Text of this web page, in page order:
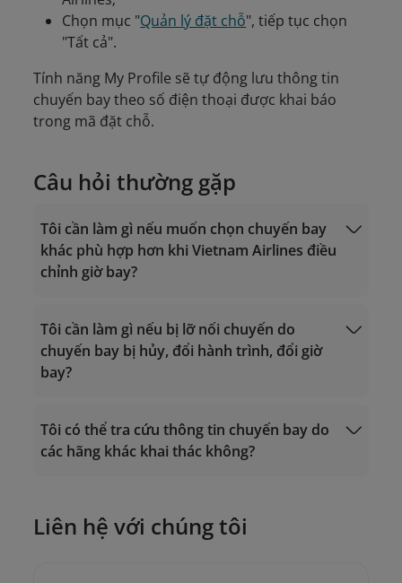
Chọn mục "Quản lý đặt chỗ", tiếp tục chọn
"Tất cả".
Tính năng My Profile sẽ tự động lưu thông tin
chuyến bay theo số điện thoại được khai báo
trong mã đặt chỗ.
Câu hỏi thường gặp
Tôi cần làm gì nếu muốn chọn chuyến bay
khác phù hợp hơn khi Vietnam Airlines điều
chỉnh giờ bay?
Tôi cần làm gì nếu bị lỡ nối chuyến do
chuyến bay bị hủy, đổi hành trình, đổi giờ
bay?
Trung tâm Chăm sóc Khách hàng:
ngoài);
Hoặc gửi email đến địa chỉ
Tôi có thể tra cứu thông tin chuyến bay do
các hãng khác khai thác không?
Liên hệ với chúng tôi